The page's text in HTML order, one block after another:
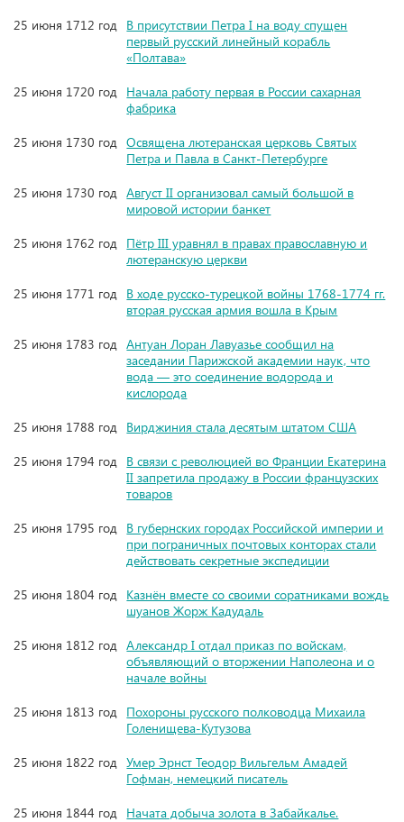
25 июня 1712 год В присутствии Петра I на воду спущен
первый русский линейный корабль
«Полтава»
25 июня 1720 год Начала работу первая в России сахарная
фабрика
25 июня 1730 год Освящена лютеранская церковь Святых
Петра и Павла в Санкт-Петербурге
25 июня 1730 год Август II организовал самый большой в
мировой истории банкет
25 июня 1762 год Пётр III уравнял в правах православную и
лютеранскую церкви
25 июня 1771 год В ходе русско-турецкой войны 1768-1774 гг.
вторая русская армия вошла в Крым
25 июня 1783 год Антуан Лоран Лавуазье сообщил на
заседании Парижской академии наук, что
вода — это соединение водорода и
кислорода
25 июня 1788 год Вирджиния стала десятым штатом США
25 июня 1794 год В связи с революцией во Франции Екатерина
II запретила продажу в России французских
товаров
25 июня 1795 год В губернских городах Российской империи и
при пограничных почтовых конторах стали
действовать секретные экспедиции
25 июня 1804 год Казнён вместе со своими соратниками вождь
шуанов Жорж Кадудаль
25 июня 1812 год Александр I отдал приказ по войскам,
объявляющий о вторжении Наполеона и о
начале войны
25 июня 1813 год Похороны русского полководца Михаила
Голенищева-Кутузова
25 июня 1822 год Умер Эрнст Теодор Вильгельм Амадей
Гофман, немецкий писатель
25 июня 1844 год Начата добыча золота в Забайкалье.